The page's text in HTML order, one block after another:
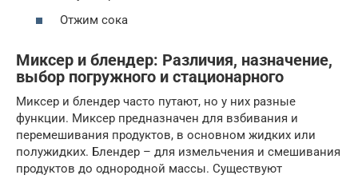
Отжим сока
Миксер и блендер: Различия, назначение,
выбор погружного и стационарного
Миксер и блендер часто путают, но у них разные
функции. Миксер предназначен для взбивания и
перемешивания продуктов, в основном жидких или
полужидких. Блендер – для измельчения и смешивания
продуктов до однородной массы. Существуют